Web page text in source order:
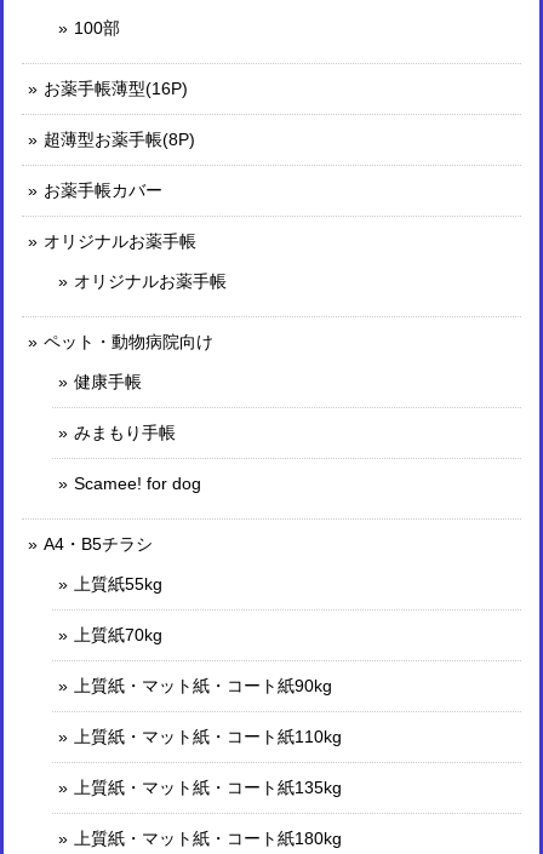
100部
お薬手帳薄型(16P)
超薄型お薬手帳(8P)
お薬手帳カバー
オリジナルお薬手帳
オリジナルお薬手帳
ペット・動物病院向け
健康手帳
みまもり手帳
Scamee! for dog
A4・B5チラシ
上質紙55kg
上質紙70kg
上質紙・マット紙・コート紙90kg
上質紙・マット紙・コート紙110kg
上質紙・マット紙・コート紙135kg
上質紙・マット紙・コート紙180kg